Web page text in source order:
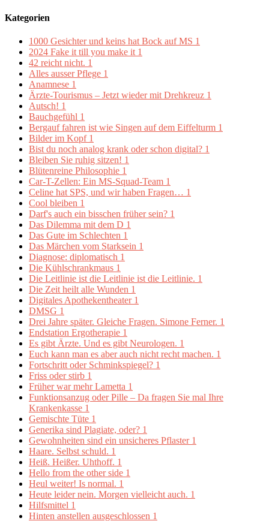
Kategorien
1000 Gesichter und keins hat Bock auf MS 1
2024 Fake it till you make it 1
42 reicht nicht. 1
Alles ausser Pflege 1
Anamnese 1
Ärzte-Tourismus – Jetzt wieder mit Drehkreuz 1
Autsch! 1
Bauchgefühl 1
Bergauf fahren ist wie Singen auf dem Eiffelturm 1
Bilder im Kopf 1
Bist du noch analog krank oder schon digital? 1
Bleiben Sie ruhig sitzen! 1
Blütenreine Philosophie 1
Car-T-Zellen: Ein MS-Squad-Team 1
Celine hat SPS, und wir haben Fragen… 1
Cool bleiben 1
Darf's auch ein bisschen früher sein? 1
Das Dilemma mit dem D 1
Das Gute im Schlechten 1
Das Märchen vom Starksein 1
Diagnose: diplomatisch 1
Die Kühlschrankmaus 1
Die Leitlinie ist die Leitlinie ist die Leitlinie. 1
Die Zeit heilt alle Wunden 1
Digitales Apothekentheater 1
DMSG 1
Drei Jahre später. Gleiche Fragen. Simone Ferner. 1
Endstation Ergotherapie 1
Es gibt Ärzte. Und es gibt Neurologen. 1
Euch kann man es aber auch nicht recht machen. 1
Fortschritt oder Schminkspiegel? 1
Friss oder stirb 1
Früher war mehr Lametta 1
Funktionsanzug oder Pille – Da fragen Sie mal Ihre
Krankenkasse 1
Gemischte Tüte 1
Generika sind Plagiate, oder? 1
Gewohnheiten sind ein unsicheres Pflaster 1
Haare. Selbst schuld. 1
Heiß. Heißer. Uhthoff. 1
Hello from the other side 1
Heul weiter! Is normal. 1
Heute leider nein. Morgen vielleicht auch. 1
Hilfsmittel 1
Hinten anstellen ausgeschlossen 1